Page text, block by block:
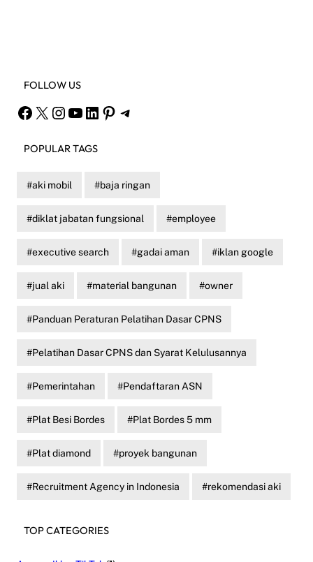
FOLLOW US
Facebook X Instagram YouTube LinkedIn Pinterest Telegram
POPULAR TAGS
aki mobil baja ringan
diklat jabatan fungsional employee
executive search gadai aman iklan google
jual aki material bangunan owner
Panduan Peraturan Pelatihan Dasar CPNS
Pelatihan Dasar CPNS dan Syarat Kelulusannya
Pemerintahan Pendaftaran ASN
Plat Besi Bordes Plat Bordes 5 mm
Plat diamond proyek bangunan
Recruitment Agency in Indonesia rekomendasi aki
TOP CATEGORIES